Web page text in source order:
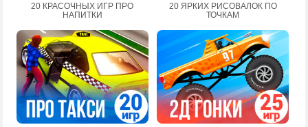
20 КРАСОЧНЫХ ИГР ПРО
НАПИТКИ
20 ЯРКИХ РИСОВАЛОК ПО
ТОЧКАМ